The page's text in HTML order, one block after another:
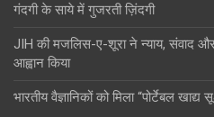
गंदगी के साये में गुजरती ज़िंदगी
JIH की मजलिस-ए-शूरा ने न्याय, संवाद और
आह्वान किया
भारतीय वैज्ञानिकों को मिला “पोर्टेबल खाद्य